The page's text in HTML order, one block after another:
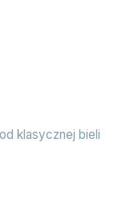
klasycznej bieli